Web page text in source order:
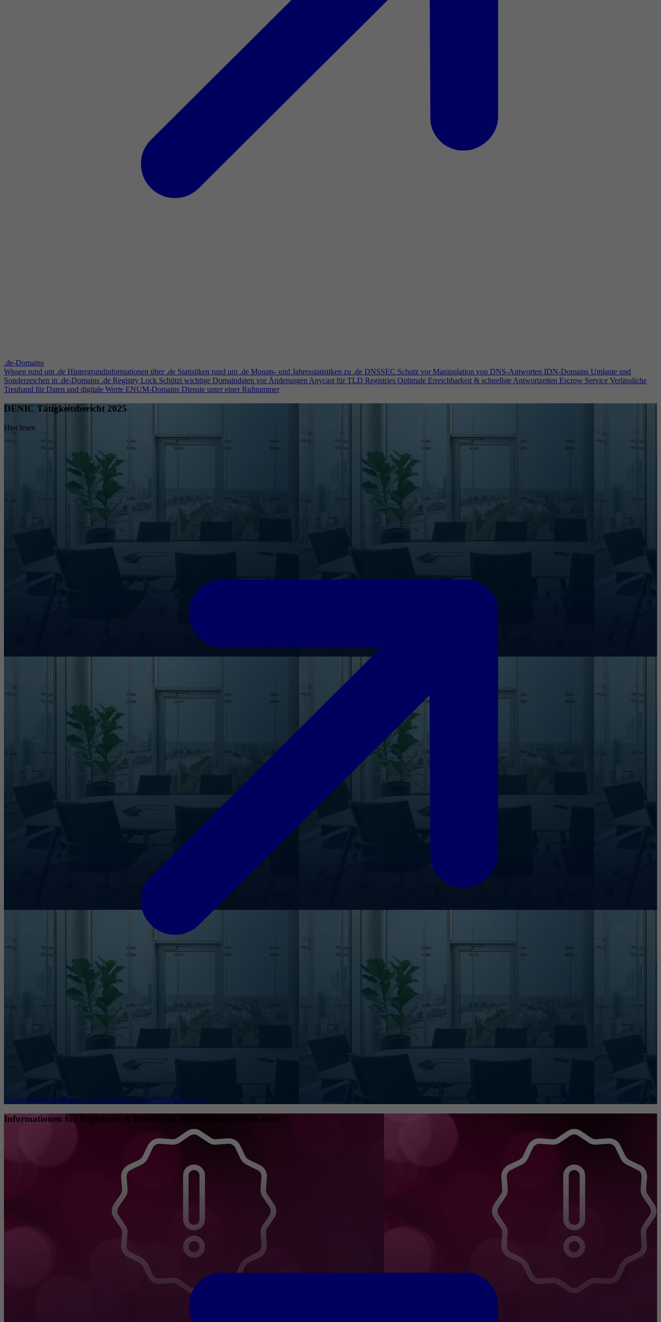
.de-Domains
Wissen rund um .de Hintergrundinformationen über .de Statistiken rund um .de Monats- und Jahresstatistiken zu .de DNSSEC Schutz vor Manipulation von DNS-Antworten IDN-Domains Umlaute und
Sonderzeichen in .de-Domains .de Registry Lock Schützt wichtige Domaindaten vor ÄnderungenAnycast für TLD Registries Optimale Erreichbarkeit & schnellste Antwortzeiten Escrow Service Verlässliche
Treuhand für Daten und digitale Werte ENUM-Domains Dienste unter einer Rufnummer
DENIC Tätigkeitsbericht 2025
Hier lesen
Entwicklungen im Internet Governance Umfeld November 2025
Informationen für Registrare & Reseller zu Inhaberdatenverifikation